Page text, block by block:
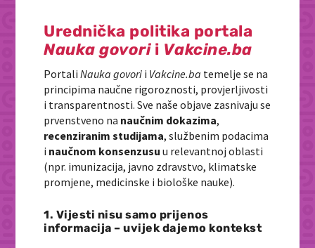
Urednička politika portala
Nauka govorii Vakcine.ba
PortaliNauka govori i Vakcine.ba temelje se na
principima naučne rigoroznosti, provjerljivosti
i transparentnosti. Sve naše objave zasnivaju se
prvenstveno na naučnim dokazima,
recenziranim studijama, službenim podacima
i naučnom konsenzusu u relevantnoj oblasti
(npr. imunizacija, javno zdravstvo, klimatske
promjene, medicinske i biološke nauke).
1. Vijesti nisu samo prijenos
informacija – uvijek dajemo kontekst